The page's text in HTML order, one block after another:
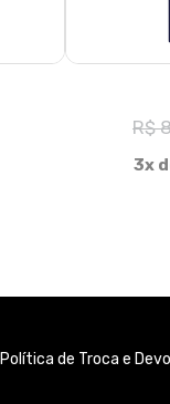
R$
3x
Política de Troca e